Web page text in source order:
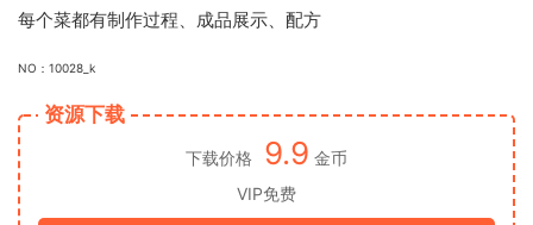
每个菜都有制作过程、成品展示、配方
NO：10028_k
资源下载
下载价格 9.9 金币
VIP免费